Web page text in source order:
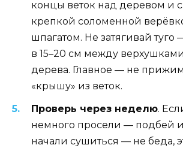
концы веток над деревом и
крепкой соломенной
шпагатом. Не затягивай туго
в 15–20 см между
дерева. Главное — не
«крышу» из веток.
Проверь через неделю.
немного просели — подбей
начали сушиться — не беда,